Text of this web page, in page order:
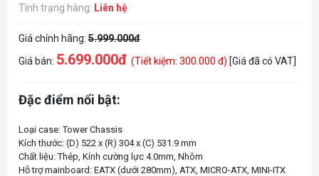
Tình trạng hàng: Liên hệ
Giá chính hãng: 5.999.000đ
Giá bán: 5.699.000đ (Tiết kiệm: 300.000 đ) [Giá đã có VAT]
Đặc điểm nổi bật:
Loại case: Tower Chassis
Kích thước: (D) 522 x (R) 304 x (C) 531.9 mm
Chất liệu: Thép, Kính cường lực 4.0mm, Nhôm
Hỗ trợ mainboard: EATX (dưới 280mm), ATX, MICRO-ATX, MINI-ITX